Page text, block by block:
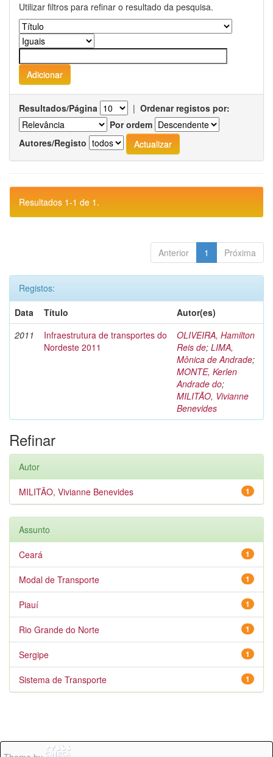
Utilizar filtros para refinar o resultado da pesquisa.
Resultados/Página | Ordenar registos por:
Por ordem
Autores/Registo
Resultados 1-1 de 1.
Anterior 1 Próxima
Registos:
Data
Título
Autor(es)
2011
Infraestrutura de transportes do
Nordeste 2011
OLIVEIRA, Hamilton
Reis de; LIMA,
Mônica de Andrade;
MONTE, Kerlen
Andrade do;
MILITÃO, Vivianne
Benevides
Refinar
Autor
1
MILITÃO, Vivianne Benevides
Assunto
1
Ceará
1
Modal de Transporte
1
Piauí
1
Rio Grande do Norte
1
Sergipe
1
Sistema de Transporte